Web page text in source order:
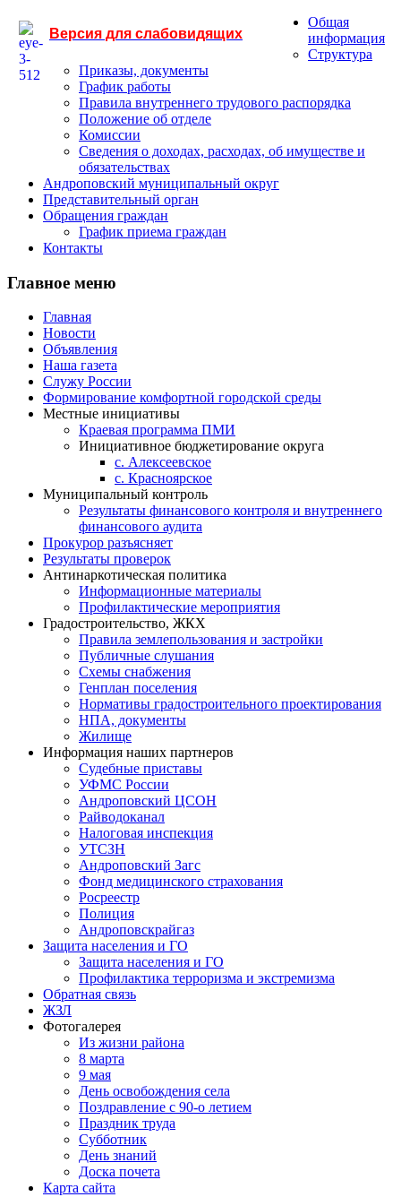
Версия для слабовидящих
Общая
информация
Структура
Приказы, документы
График работы
Правила внутреннего трудового распорядка
Положение об отделе
Комиссии
Сведения о доходах, расходах, об имуществе и
обязательствах
Андроповский муниципальный округ
Представительный орган
Обращения граждан
График приема граждан
Контакты
Главное меню
Главная
Новости
Объявления
Наша газета
Служу России
Формирование комфортной городской среды
Местные инициативы
Краевая программа ПМИ
Инициативное бюджетирование округа
с. Алексеевское
с. Красноярское
Муниципальный контроль
Результаты финансового контроля и внутреннего
финансового аудита
Прокурор разъясняет
Результаты проверок
Антинаркотическая политика
Информационные материалы
Профилактические мероприятия
Градостроительство, ЖКХ
Правила землепользования и застройки
Публичные слушания
Схемы снабжения
Генплан поселения
Нормативы градостроительного проектирования
НПА, документы
Жилище
Информация наших партнеров
Судебные приставы
УФМС России
Андроповский ЦСОН
Райводоканал
Налоговая инспекция
УТСЗН
Андроповский Загс
Фонд медицинского страхования
Росреестр
Полиция
Андроповскрайгаз
Защита населения и ГО
Защита населения и ГО
Профилактика терроризма и экстремизма
Обратная связь
ЖЗЛ
Фотогалерея
Из жизни района
8 марта
9 мая
День освобождения села
Поздравление с 90-о летием
Праздник труда
Субботник
День знаний
Доска почета
Карта сайта